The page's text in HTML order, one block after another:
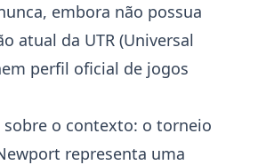
embora não possua
atual da UTR (Universal
perfil oficial de jogos
o contexto: o torneio
representa uma